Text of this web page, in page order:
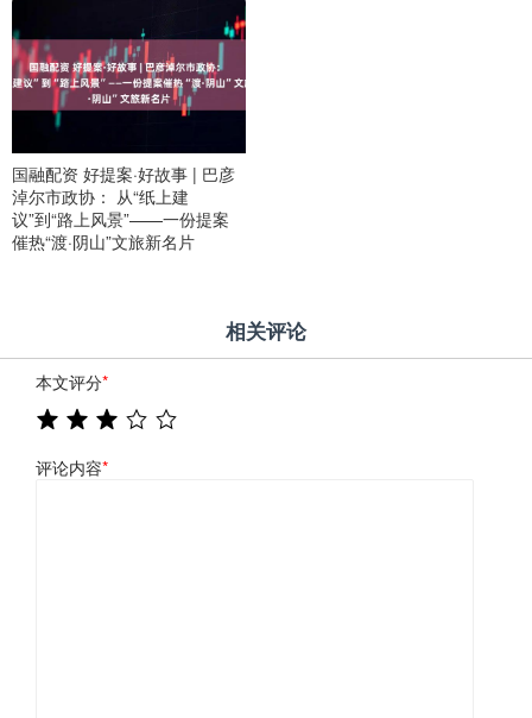
国融配资 好提案·好故事 | 巴彦
淖尔市政协： 从“纸上建
议”到“路上风景”——一份提案
催热“渡·阴山”文旅新名片
相关评论
本文评分*
评论内容*